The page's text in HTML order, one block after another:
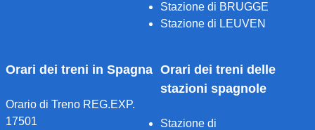
Stazione di BRUGGE
Stazione di LEUVEN
Orari dei treni in Spagna
Orario di Treno REG.EXP.
17501
Orari dei treni delle
stazioni spagnole
Stazione di